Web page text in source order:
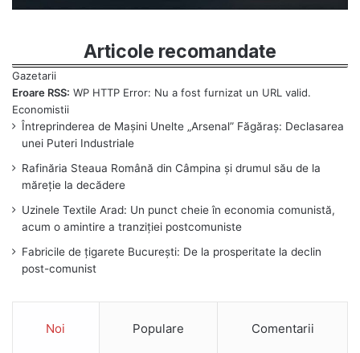
Articole recomandate
Eroare RSS: WP HTTP Error: Nu a fost furnizat un URL valid.
Întreprinderea de Mașini Unelte „Arsenal” Făgăraș: Declasarea
unei Puteri Industriale
Rafinăria Steaua Română din Câmpina și drumul său de la
măreție la decădere
Uzinele Textile Arad: Un punct cheie în economia comunistă,
acum o amintire a tranziției postcomuniste
Fabricile de țigarete București: De la prosperitate la declin
post-comunist
Noi Populare Comentarii